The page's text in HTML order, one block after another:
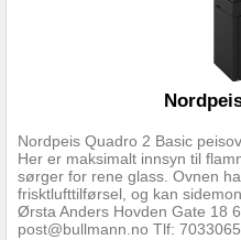
Nordpeis Quadro 2 Basic
Her er maksimalt innsyn til
sørger for rene glass. Ovnen
frisktlufttilførsel, og kan
Ørsta Anders Hovden Gate 18
post@bullmann.no Tlf: